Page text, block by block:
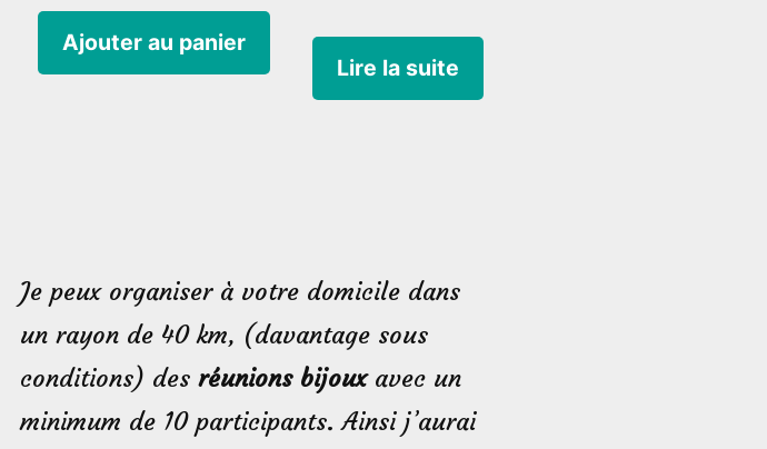
Ajouter au panier
Lire la suite
Je peux organiser à votre domicile dans
un rayon de 40 km, (davantage sous
conditions) des réunions bijouxavec un
minimum de 10 participants. Ainsi j’aurai